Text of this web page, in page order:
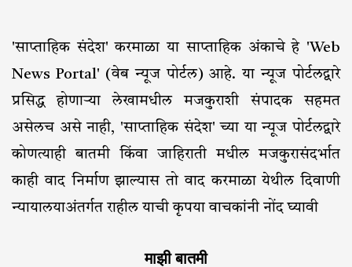
'साप्ताहिक संदेश' करमाळा या साप्ताहिक अंकाचे हे 'Web
News Portal' (वेब न्यूज पोर्टल) आहे. या न्यूज पोर्टलद्वारे
प्रसिद्ध होणाऱ्या लेखामधील मजकुराशी संपादक सहमत
असेलच असे नाही, 'साप्ताहिक संदेश' च्या या न्यूज पोर्टलद्वारे
कोणत्याही बातमी किंवा जाहिराती मधील मजकुरासंदर्भात
काही वाद निर्माण झाल्यास तो वाद करमाळा येथील दिवाणी
न्यायालयाअंतर्गत राहील याची कृपया वाचकांनी नोंद घ्यावी
माझी बातमी